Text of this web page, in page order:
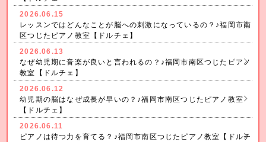
2026.06.15
レッスンではどんなことが脳への刺激になっているの？♪福岡市南
区つじたピアノ教室【ドルチェ】
2026.06.13
なぜ幼児期に音楽が良いと言われるの？♪福岡市南区つじたピアノ
教室【ドルチェ】
2026.06.12
幼児期の脳はなぜ成長が早いの？♪福岡市南区つじたピアノ教室
【ドルチェ】
2026.06.11
ピアノは待つ力を育てる？♪福岡市南区つじたピアノ教室【ドルチ